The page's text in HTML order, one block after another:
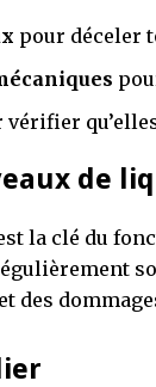
pour déceler
vérifier
de
la clé du
et des